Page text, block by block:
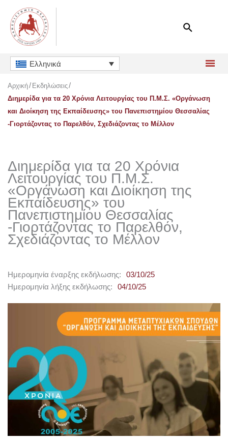
περιεχόμενο
Ελληνικά
Αρχική Εκδηλώσεις
Διημερίδα για τα 20 Χρόνια Λειτουργίας του Π.Μ.Σ. «Οργάνωση
και Διοίκηση της Εκπαίδευσης» του Πανεπιστημίου Θεσσαλίας
-Γιορτάζοντας το Παρελθόν, Σχεδιάζοντας το Μέλλον
Διημερίδα για τα 20 Χρόνια
Λειτουργίας του Π.Μ.Σ.
«Οργάνωση και Διοίκηση της
Εκπαίδευσης» του
Πανεπιστημίου Θεσσαλίας
-Γιορτάζοντας το Παρελθόν,
Σχεδιάζοντας το Μέλλον
Ημερομηνία έναρξης εκδήλωσης:
03/10/25
Ημερομηνία λήξης εκδήλωσης:
04/10/25